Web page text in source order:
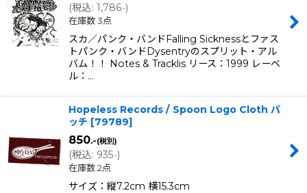
(税込: 1,786.-)
在庫数 3点
スカ／パンク・バンドFalling Sicknessとファス
トパンク・バンドDysentryのスプリット・アル
バム！！ Notes & Tracklis リース：1999 レーベ
ル：…
Hopeless Records / Spoon Logo Cloth パ
ッチ [79789]
850.-(税別)
(税込: 935.-)
在庫数 2点
サイズ：縦7.2cm 横15.3cm